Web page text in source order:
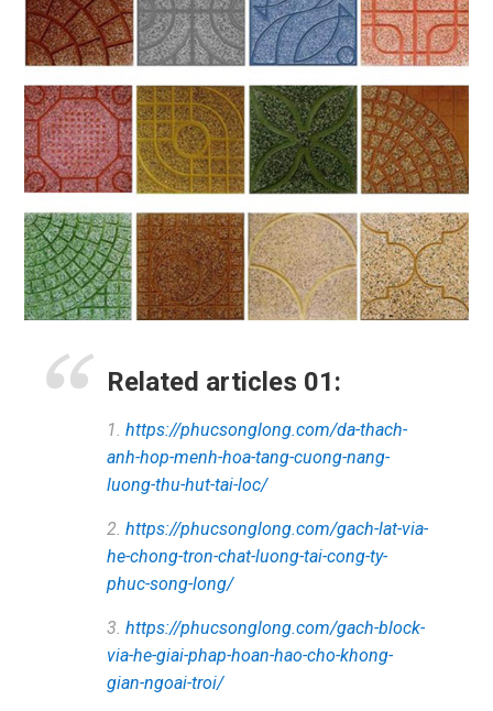
Related articles 01:
1. https://phucsonglong.com/da-thach-
anh-hop-menh-hoa-tang-cuong-nang-
luong-thu-hut-tai-loc/
2. https://phucsonglong.com/gach-lat-via-
he-chong-tron-chat-luong-tai-cong-ty-
phuc-song-long/
3. https://phucsonglong.com/gach-block-
via-he-giai-phap-hoan-hao-cho-khong-
gian-ngoai-troi/